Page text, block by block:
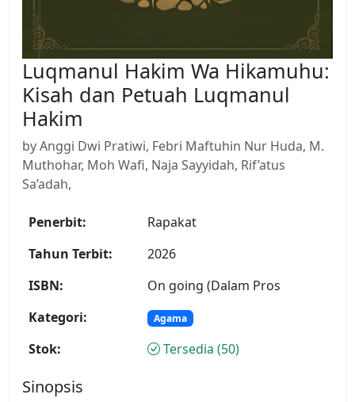
Luqmanul Hakim Wa Hikamuhu:
Kisah dan Petuah Luqmanul
Hakim
by Anggi Dwi Pratiwi, Febri Maftuhin Nur Huda, M.
Muthohar, Moh Wafi, Naja Sayyidah, Rif’atus
Sa’adah,
Penerbit:
Rapakat
Tahun Terbit:
2026
ISBN:
On going (Dalam Pros
Kategori:
Agama
Stok: Tersedia (50)
Sinopsis